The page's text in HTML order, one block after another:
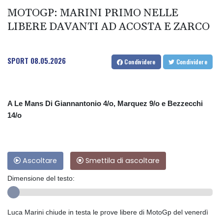
MOTOGP: MARINI PRIMO NELLE
LIBERE DAVANTI AD ACOSTA E ZARCO
SPORT 08.05.2026 Condividere Condividere
A Le Mans Di Giannantonio 4/o, Marquez 9/o e Bezzecchi
14/o
Ascoltare Smettila di ascoltare
Dimensione del testo:
Luca Marini chiude in testa le prove libere di MotoGp del venerdì